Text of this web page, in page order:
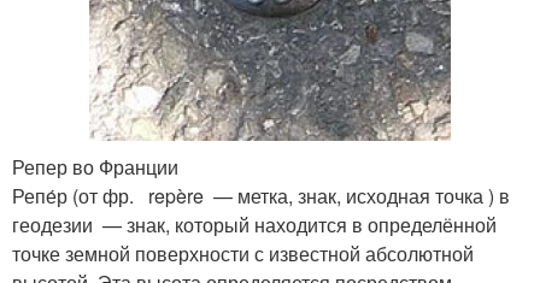
Репер во Франции
Репе́р (от фр. repère — метка, знак, исходная точка ) в
геодезии — знак, который находится в определённой
точке земной поверхности с известной абсолютной